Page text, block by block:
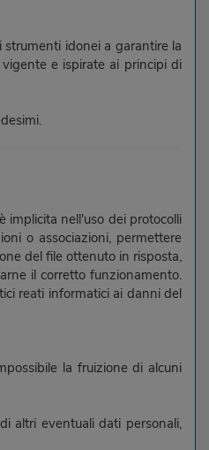
idonei a garantire la
e ispirate ai principi di
implicita nell'uso dei protocolli
o associazioni, permettere
del file ottenuto in risposta,
il corretto funzionamento.
reati informatici ai danni del
la fruizione di alcuni
altri eventuali dati personali,